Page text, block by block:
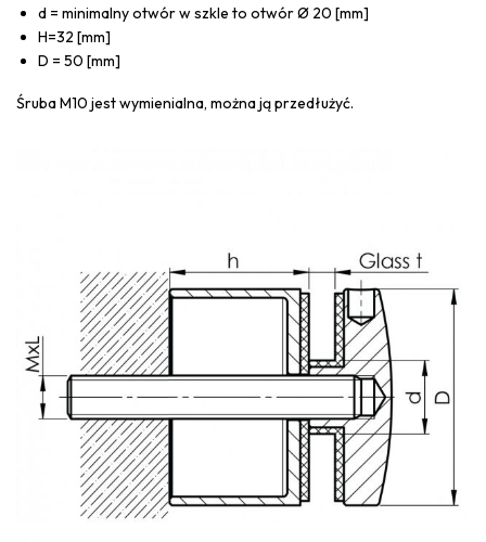
d = minimalny otwór w szkle to otwór Ø 20 [mm]
H=32 [mm]
D = 50 [mm]
Śruba M10 jest wymienialna, można ją przedłużyć.